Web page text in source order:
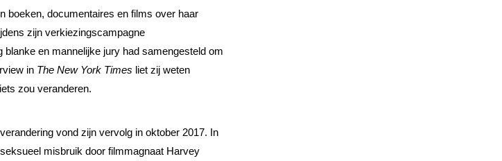
boeken, documentaires en films over haar
zijn verkiezingscampagne
en mannelijke jury had samengesteld om
in The New York Times liet zij weten
zou veranderen.
vond zijn vervolg in oktober 2017. In
misbruik door filmmagnaat Harvey